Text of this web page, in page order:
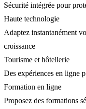
Sécurité intégrée pour
Haute technologie
Adaptez instantanément
croissance
Tourisme et hôtellerie
Des expériences en ligne
Formation en ligne
Proposez des formations